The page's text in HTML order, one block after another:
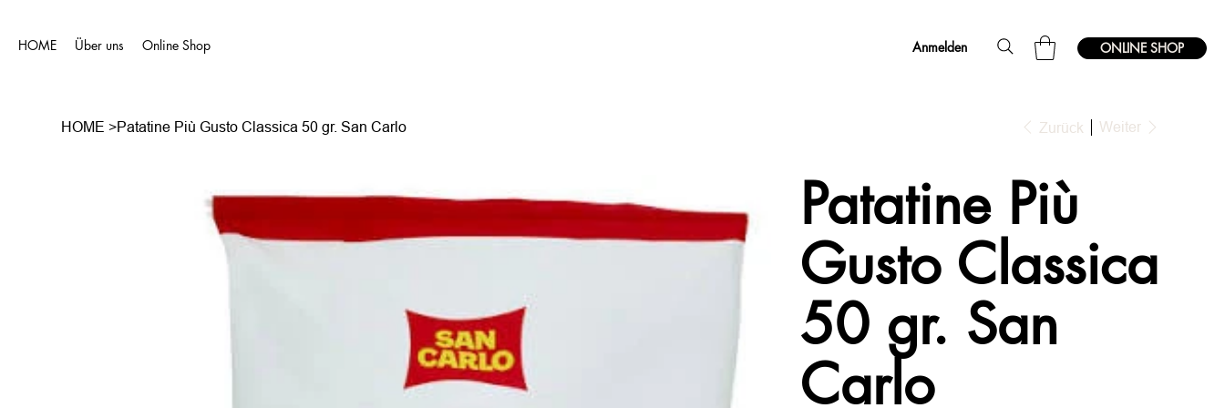
HOME Über uns Online Shop Anmelden ONLINE SHOP
HOME >Patatine Più Gusto Classica 50 gr. San Carlo Zurück Weiter
Patatine Più
Gusto Classica
50 gr. San
Carlo